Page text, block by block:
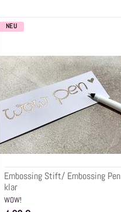
Embossing
Embossing
Pen
klar
NEU
Embossing Stift/ Embossing Pen
klar
WOW!